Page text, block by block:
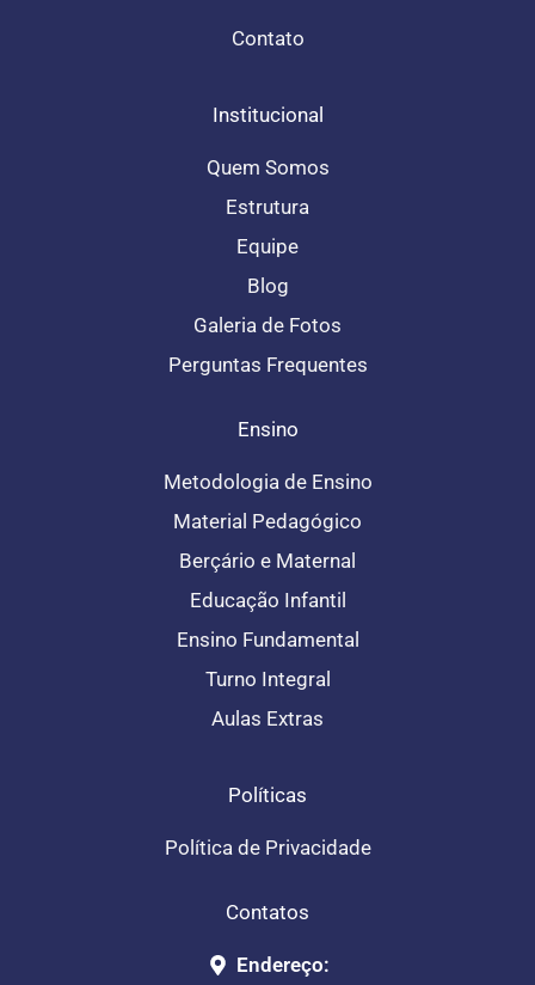
a
m
-
Contato
Institucional
Quem Somos
Estrutura
Equipe
Blog
Galeria de Fotos
Perguntas Frequentes
Ensino
Metodologia de Ensino
Material Pedagógico
Berçário e Maternal
Educação Infantil
Ensino Fundamental
Turno Integral
Aulas Extras
Políticas
Política de Privacidade
Contatos
Endereço: